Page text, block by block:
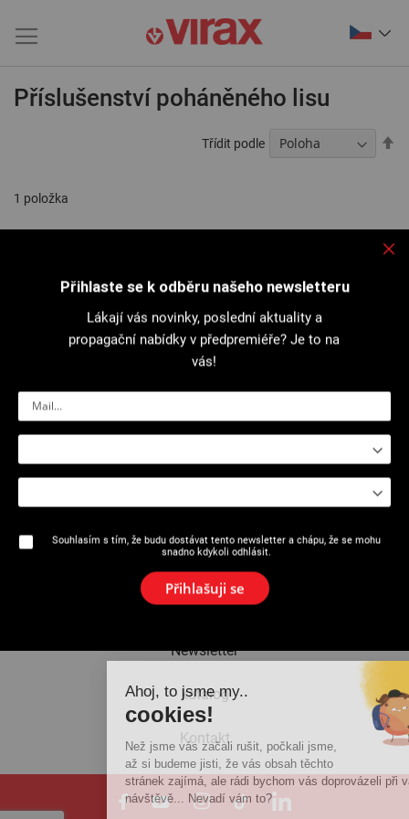
Příslušenství poháněného lisu
1 položka
Třídit podle
O značce
Aktuality
Newsletter
katalog
Kontakt
Přihlaste se k odběru našeho newsletteru
Lákají vás novinky, poslední aktuality a
propagační nabídky v předpremiéře? Je to na
vás!
Souhlasím s tím, že budu dostávat tento newsletter a chápu, že se mohu
snadno kdykoli odhlásit.
Přihlašuji se
Ahoj, to jsme my..
cookies!
Než jsme vás začali rušit, počkali jsme,
až si budeme jisti, že vás obsah těchto
stránek zajímá, ale rádi bychom vás doprovázeli při vaší
návštěvě... Nevadí vám to?